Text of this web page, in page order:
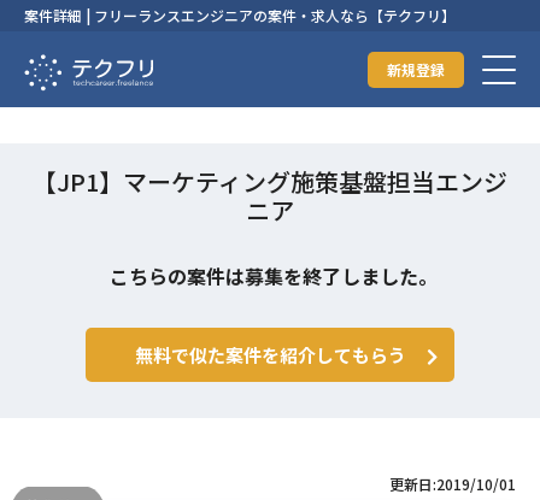
案件詳細 | フリーランスエンジニアの案件・求人なら【テクフリ】
新規登録
【JP1】マーケティング施策基盤担当エンジ
ニア
こちらの案件は募集を終了しました。
無料で似た案件を紹介してもらう
更新日:2019/10/01